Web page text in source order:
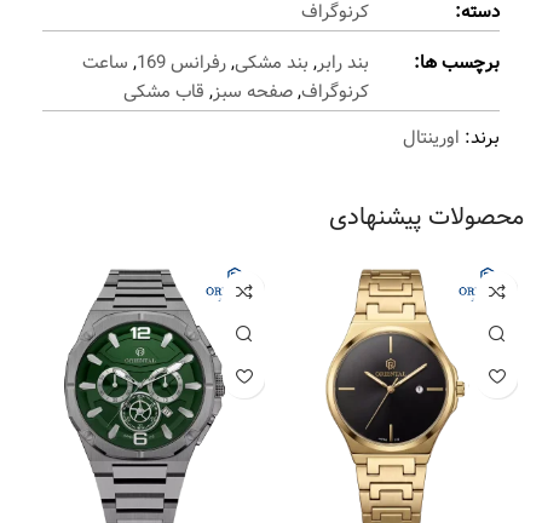
دسته:
کرنوگراف
برچسب ها:
بند رابر, بند مشکی,رفرانس 169 , ساعت
کرنوگراف,صفحه سبز, قاب مشکی
برند: اورینتال
محصولات پیشنهادی